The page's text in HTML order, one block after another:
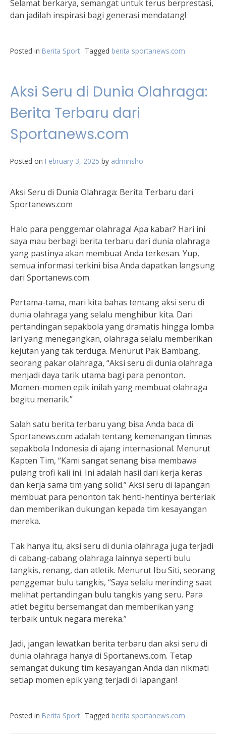
Selamat berkarya, semangat untuk terus berprestasi,
dan jadilah inspirasi bagi generasi mendatang!
Posted in Berita Sport Tagged berita sportanews.com
Aksi Seru di Dunia Olahraga:
Berita Terbaru dari
Sportanews.com
Posted on February 3, 2025 by adminsho
Aksi Seru di Dunia Olahraga: Berita Terbaru dari
Sportanews.com
Halo para penggemar olahraga! Apa kabar? Hari ini
saya mau berbagi berita terbaru dari dunia olahraga
yang pastinya akan membuat Anda terkesan. Yup,
semua informasi terkini bisa Anda dapatkan langsung
dari Sportanews.com.
Pertama-tama, mari kita bahas tentang aksi seru di
dunia olahraga yang selalu menghibur kita. Dari
pertandingan sepakbola yang dramatis hingga lomba
lari yang menegangkan, olahraga selalu memberikan
kejutan yang tak terduga. Menurut Pak Bambang,
seorang pakar olahraga, “Aksi seru di dunia olahraga
menjadi daya tarik utama bagi para penonton.
Momen-momen epik inilah yang membuat olahraga
begitu menarik.”
Salah satu berita terbaru yang bisa Anda baca di
Sportanews.com adalah tentang kemenangan timnas
sepakbola Indonesia di ajang internasional. Menurut
Kapten Tim, “Kami sangat senang bisa membawa
pulang trofi kali ini. Ini adalah hasil dari kerja keras
dan kerja sama tim yang solid.” Aksi seru di lapangan
membuat para penonton tak henti-hentinya berteriak
dan memberikan dukungan kepada tim kesayangan
mereka.
Tak hanya itu, aksi seru di dunia olahraga juga terjadi
di cabang-cabang olahraga lainnya seperti bulu
tangkis, renang, dan atletik. Menurut Ibu Siti, seorang
penggemar bulu tangkis, “Saya selalu merinding saat
melihat pertandingan bulu tangkis yang seru. Para
atlet begitu bersemangat dan memberikan yang
terbaik untuk negara mereka.”
Jadi, jangan lewatkan berita terbaru dan aksi seru di
dunia olahraga hanya di Sportanews.com. Tetap
semangat dukung tim kesayangan Anda dan nikmati
setiap momen epik yang terjadi di lapangan!
Posted in Berita Sport Tagged berita sportanews.com